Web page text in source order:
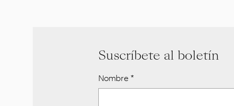
Suscríbete al boletín
Nombre *